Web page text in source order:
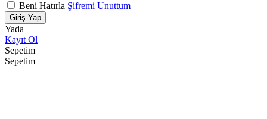
Beni Hatırla Şifremi Unuttum
Giriş Yap
Yada
Kayıt Ol
Sepetim
Sepetim